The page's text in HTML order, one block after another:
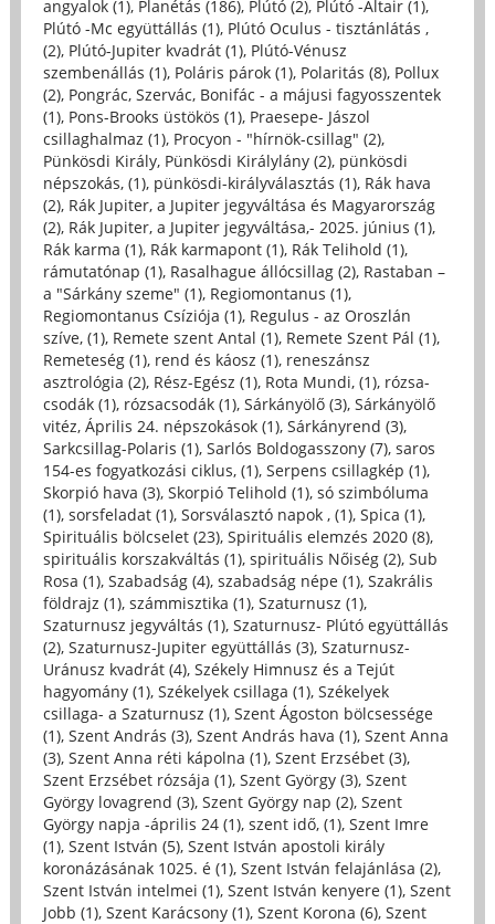
angyalok (1), Planétás (186), Plútó (2), Plútó -Altair (1),
Plútó -Mc együttállás (1), Plútó Oculus - tisztánlátás ,
(2), Plútó-Jupiter kvadrát (1), Plútó-Vénusz
szembenállás (1), Poláris párok (1), Polaritás (8), Pollux
(2), Pongrác, Szervác, Bonifác - a májusi fagyosszentek
(1), Pons-Brooks üstökös (1), Praesepe- Jászol
csillaghalmaz (1), Procyon - "hírnök-csillag" (2),
Pünkösdi Király, Pünkösdi Királylány (2), pünkösdi
népszokás, (1), pünkösdi-királyválasztás (1), Rák hava
(2), Rák Jupiter, a Jupiter jegyváltása és Magyarország
(2), Rák Jupiter, a Jupiter jegyváltása,- 2025. június (1),
Rák karma (1), Rák karmapont (1), Rák Telihold (1),
rámutatónap (1), Rasalhague állócsillag (2), Rastaban –
a "Sárkány szeme" (1), Regiomontanus (1),
Regiomontanus Csíziója (1), Regulus - az Oroszlán
szíve, (1), Remete szent Antal (1), Remete Szent Pál (1),
Remeteség (1), rend és káosz (1), reneszánsz
asztrológia (2), Rész-Egész (1), Rota Mundi, (1), rózsa-
csodák (1), rózsacsodák (1), Sárkányölő (3), Sárkányölő
vitéz, Április 24. népszokások (1), Sárkányrend (3),
Sarkcsillag-Polaris (1), Sarlós Boldogasszony (7), saros
154-es fogyatkozási ciklus, (1), Serpens csillagkép (1),
Skorpió hava (3), Skorpió Telihold (1), só szimbóluma
(1), sorsfeladat (1), Sorsválasztó napok , (1), Spica (1),
Spirituális bölcselet (23), Spirituális elemzés 2020 (8),
spirituális korszakváltás (1), spirituális Nőiség (2), Sub
Rosa (1), Szabadság (4), szabadság népe (1), Szakrális
földrajz (1), számmisztika (1), Szaturnusz (1),
Szaturnusz jegyváltás (1), Szaturnusz- Plútó együttállás
(2), Szaturnusz-Jupiter együttállás (3), Szaturnusz-
Uránusz kvadrát (4), Székely Himnusz és a Tejút
hagyomány (1), Székelyek csillaga (1), Székelyek
csillaga- a Szaturnusz (1), Szent Ágoston bölcsessége
(1), Szent András (3), Szent András hava (1), Szent Anna
(3), Szent Anna réti kápolna (1), Szent Erzsébet (3),
Szent Erzsébet rózsája (1), Szent György (3), Szent
György lovagrend (3), Szent György nap (2), Szent
György napja -április 24 (1), szent idő, (1), Szent Imre
(1), Szent István (5), Szent István apostoli király
koronázásának 1025. é (1), Szent István felajánlása (2),
Szent István intelmei (1), Szent István kenyere (1), Szent
Jobb (1), Szent Karácsony (1), Szent Korona (6), Szent